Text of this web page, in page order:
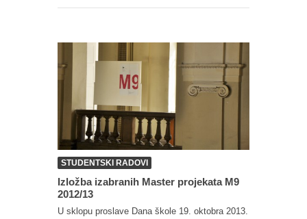
STUDENTSKI RADOVI
Izložba izabranih Master projekata M9
2012/13
U sklopu proslave Dana škole 19. oktobra 2013.